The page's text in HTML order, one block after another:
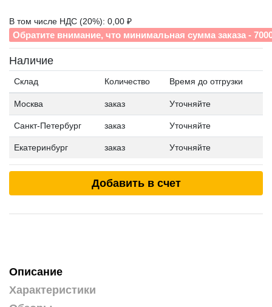
В том числе НДС (20%): 0,00 ₽
Обратите внимание, что минимальная сумма заказа -
Наличие
Склад Количество Время до отгрузки
Москва заказ Уточняйте
Санкт-Петербург заказ Уточняйте
Екатеринбург заказ Уточняйте
Добавить в счет
Описание
Характеристики